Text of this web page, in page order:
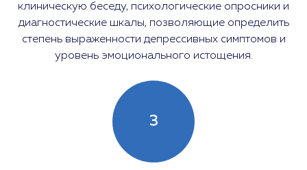
клиническую беседу, психологические опросники и
диагностические шкалы, позволяющие определить
степень выраженности депрессивных симптомов и
уровень эмоционального истощения.
3